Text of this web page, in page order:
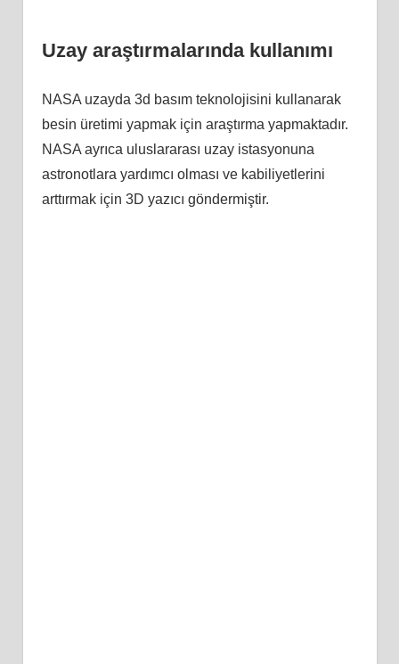
Uzay araştırmalarında kullanımı
NASA uzayda 3d basım teknolojisini kullanarak
besin üretimi yapmak için araştırma yapmaktadır.
NASA ayrıca uluslararası uzay istasyonuna
astronotlara yardımcı olması ve kabiliyetlerini
arttırmak için 3D yazıcı göndermiştir.